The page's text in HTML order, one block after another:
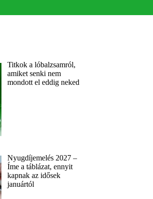
Titkok a lóbalzsamról,
amiket senki nem
mondott el eddig neked
Nyugdíjemelés 2027 –
Íme a táblázat, ennyit
kapnak az idősek
januártól